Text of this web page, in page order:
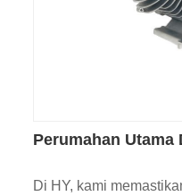
Perumahan Utama
Di HY, kami